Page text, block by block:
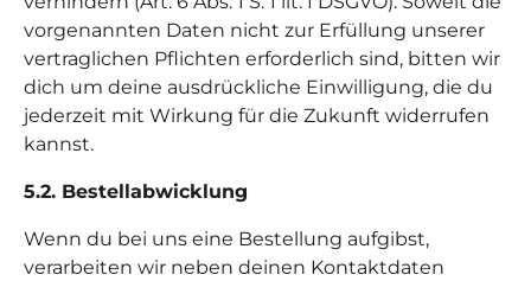
vorgenannten Daten nicht zur Erfüllung unserer
vertraglichen Pflichten erforderlich sind, bitten wir
dich um deine ausdrückliche Einwilligung, die du
jederzeit mit Wirkung für die Zukunft widerrufen
kannst.
5.2. Bestellabwicklung
Wenn du bei uns eine Bestellung aufgibst,
verarbeiten wir neben deinen Kontaktdaten